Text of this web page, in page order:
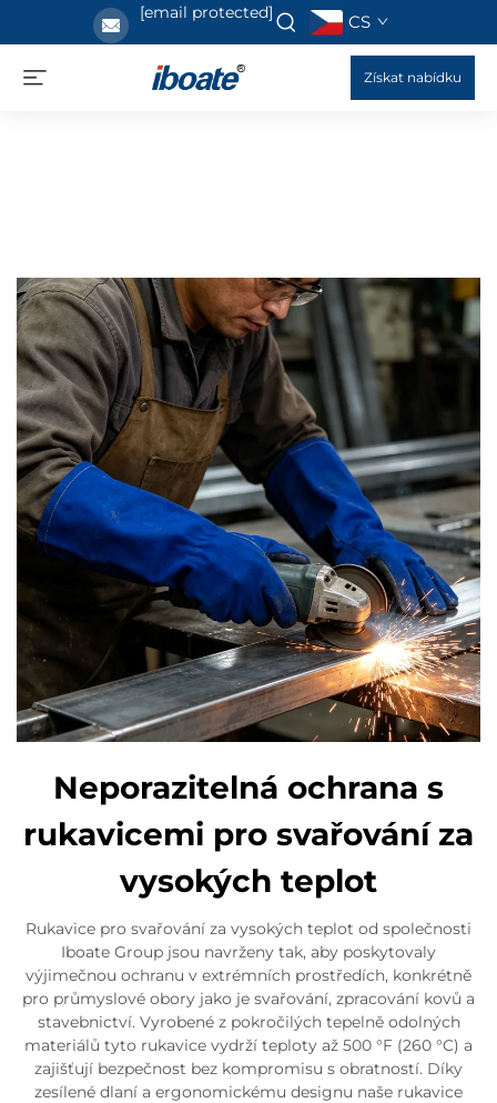
[email protected] CS
Získat nabídku
Neporazitelná ochrana s
rukavicemi pro svařování za
vysokých teplot
Rukavice pro svařování za vysokých teplot od společnosti
Iboate Group jsou navrženy tak, aby poskytovaly
výjimečnou ochranu v extrémních prostředích, konkrétně
pro průmyslové obory jako je svařování, zpracování kovů a
stavebnictví. Vyrobené z pokročilých tepelně odolných
materiálů tyto rukavice vydrží teploty až 500 °F (260 °C) a
zajišťují bezpečnost bez kompromisu s obratností. Díky
zesílené dlaní a ergonomickému designu naše rukavice